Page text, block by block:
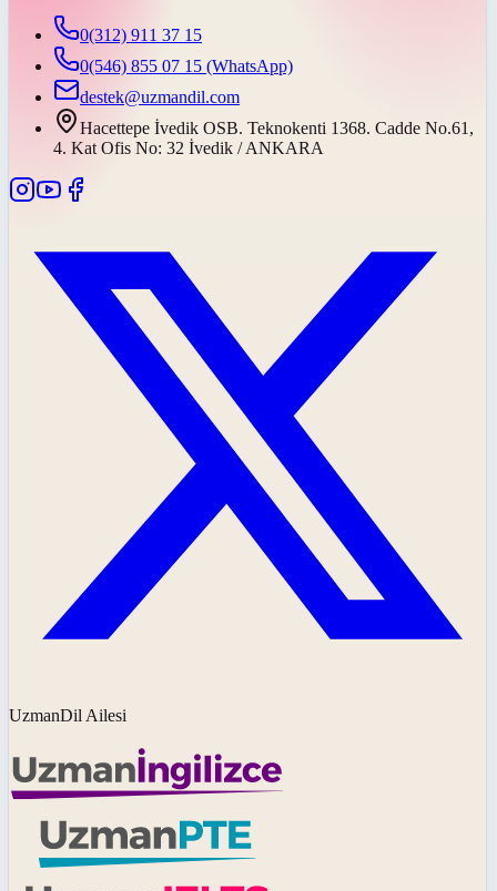
0(312) 911 37 15
0(546) 855 07 15 (WhatsApp)
destek@uzmandil.com
Hacettepe İvedik OSB. Teknokenti 1368. Cadde No.61,
4. Kat Ofis No: 32 İvedik / ANKARA
UzmanDil Ailesi